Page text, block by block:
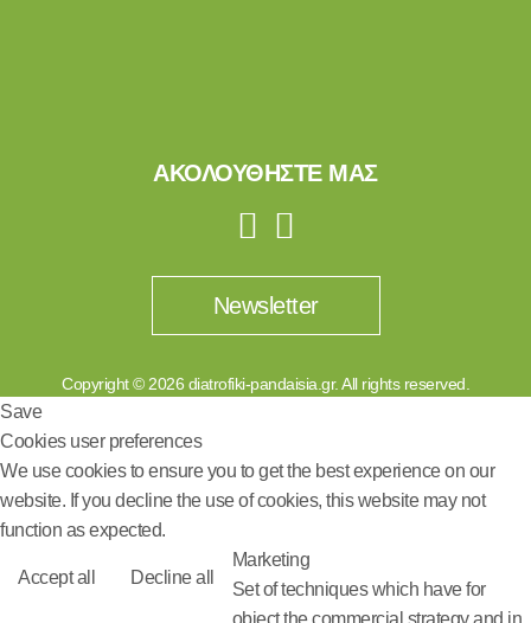
ΑΚΟΛΟΥΘΗΣΤΕ ΜΑΣ
Newsletter
Copyright © 2026 diatrofiki-pandaisia.gr. All rights reserved.
Save
Cookies user preferences
We use cookies to ensure you to get the best experience on our
website. If you decline the use of cookies, this website may not
function as expected.
Accept all Decline all
Marketing
Set of techniques which have for
object the commercial strategy and in